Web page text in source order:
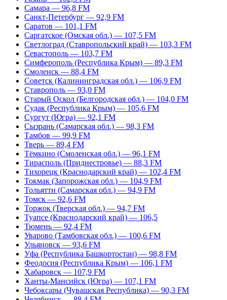
Самара — 96,8 FM
Санкт-Петербург — 92,9 FM
Саратов — 101,1 FM
Саргатское (Омская обл.) — 107,5 FM
Светлоград (Ставропольский край) — 103,3 FM
Севастополь — 103,7 FM
Симферополь (Республика Крым) — 89,3 FM
Смоленск — 88,4 FM
Советск (Калининградская обл.) — 106,9 FM
Ставрополь — 93,0 FM
Старый Оскол (Белгородская обл.) — 104,0 FM
Судак (Республика Крым) — 105,6 FM
Сургут (Югра) — 92,1 FM
Сызрань (Самарская обл.) — 98,3 FM
Тамбов — 99,9 FM
Тверь — 89,4 FM
Тёмкино (Смоленская обл.) — 96,1 FM
Тирасполь (Приднестровье) — 88,3 FM
Тихорецк (Краснодарский край) — 102,4 FM
Токмак (Запорожская обл.) — 104,9 FM
Тольятти (Самарская обл.) — 94,9 FM
Томск — 92,6 FM
Торжок (Тверская обл.) — 94,7 FM
Туапсе (Краснодарский край) — 106,5
Тюмень — 92,4 FM
Уварово (Тамбовская обл.) — 100,6 FM
Ульяновск — 93,6 FM
Уфа (Республика Башкортостан) — 98,8 FM
Феодосия (Республика Крым) — 106,1 FM
Хабаровск — 107,9 FM
Ханты-Мансийск (Югра) — 107,1 FM
Чебоксары (Чувашская Республика) — 90,3 FM